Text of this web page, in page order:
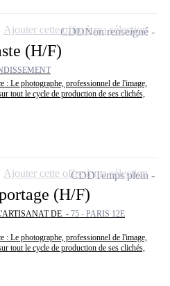
(H/F)
: Le photographe, professionnel de l'image,
tout le cycle de production de ses clichés,
CDDNon renseigné
Ajouter cette offre à ma sélection
(H/F)
DE - 75 - PARIS 12E
: Le photographe, professionnel de l'image,
tout le cycle de production de ses clichés,
CDDTemps plein
Ajouter cette offre à ma sélection